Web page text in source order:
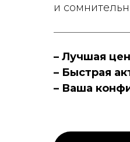
и
– Лучшая
– Быстрая
– Ваша